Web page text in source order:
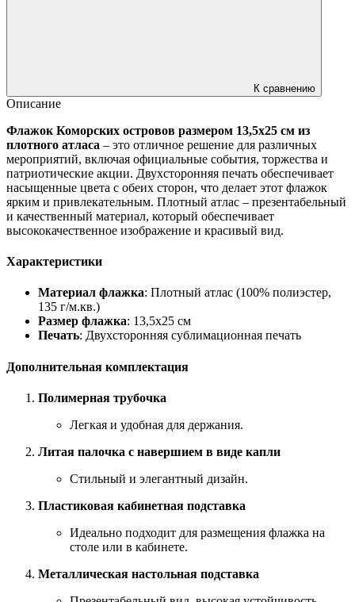
К сравнению
Описание
Флажок Коморских островов размером 13,5х25 см из
плотного атласа – это отличное решение для различных
мероприятий, включая официальные события, торжества и
патриотические акции. Двухсторонняя печать обеспечивает
насыщенные цвета с обеих сторон, что делает этот флажок
ярким и привлекательным. Плотный атлас – презентабельный
и качественный материал, который обеспечивает
высококачественное изображение и красивый вид.
Характеристики
Материал флажка: Плотный атлас (100% полиэстер,
135 г/м.кв.)
Размер флажка: 13,5х25 см
Печать: Двухсторонняя сублимационная печать
Дополнительная комплектация
Полимерная трубочка
Легкая и удобная для держания.
Литая палочка с навершием в виде капли
Стильный и элегантный дизайн.
Пластиковая кабинетная подставка
Идеально подходит для размещения флажка на
столе или в кабинете.
Металлическая настольная подставка